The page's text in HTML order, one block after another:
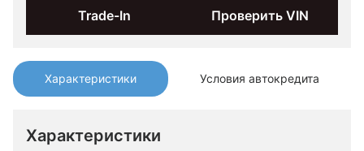
Характеристики Условия автокредита
Характеристики
Trade-In Проверить VIN